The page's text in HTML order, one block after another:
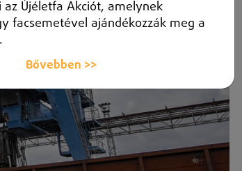
az Újéletfa Akciót, amelynek
facsemetével ajándékozzák meg a
Bővebben >>